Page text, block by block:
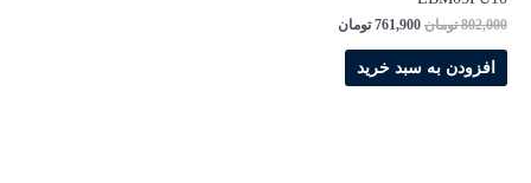
802,000 تومان 761,900 تومان
افزودن به سبد خرید